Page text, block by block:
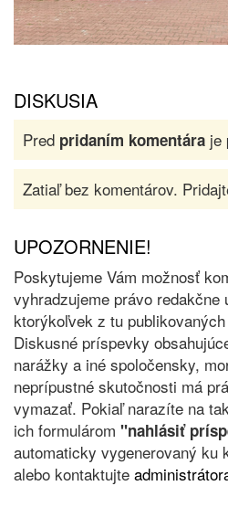
DISKUSIA
Pred pridaním komentára je
Zatiaľ bez komentárov.
UPOZORNENIE!
Poskytujeme Vám možnosť
vyhradzujeme právo redakčne
ktorýkoľvek z tu
Diskusné príspevky
narážky a iné spoločensky,
neprípustné skutočnosti má
vymazať. Pokiaľ narazíte na
ich formulárom "nahlásiť
automaticky vygenerovaný ku
alebo kontaktujte